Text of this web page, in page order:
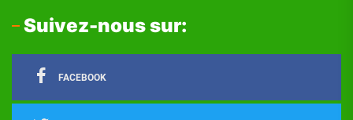
Suivez-nous sur:
FACEBOOK